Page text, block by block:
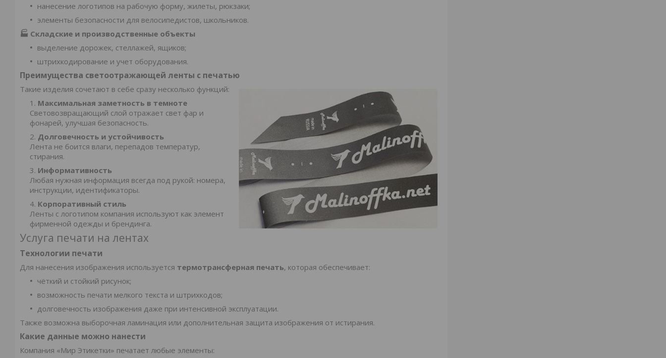
нанесение логотипов на рабочую форму, жилеты, рюкзаки;
элементы безопасности для велосипедистов, школьников.
🏭 Складские и производственные объекты
выделение дорожек, стеллажей, ящиков;
штрихкодирование и учет оборудования.
Преимущества светоотражающей ленты с печатью
Такие изделия сочетают в себе сразу несколько функций:
Максимальная заметность в темноте
Световозвращающий слой отражает свет фар и
фонарей, улучшая безопасность.
Долговечность и устойчивость
Лента не боится влаги, перепадов температур,
стирания.
Информативность
Любая нужная информация всегда под рукой: номера,
инструкции, идентификаторы.
Корпоративный стиль
Ленты с логотипом компания используют как элемент
фирменной одежды и брендинга.
Услуга печати на лентах
Технологии печати
Для нанесения изображения используется термотрансферная печать, которая обеспечивает:
чёткий и стойкий рисунок;
возможность печати мелкого текста и штрихкодов;
долговечность изображения даже при интенсивной эксплуатации.
Также возможна выборочная ламинация или дополнительная защита изображения от истирания.
Какие данные можно нанести
Компания «Мир Этикетки» печатает любые элементы: